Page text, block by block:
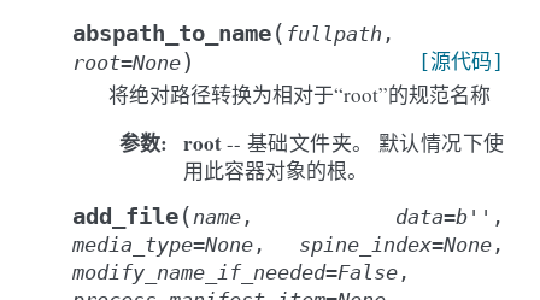
abspath_to_name( fullpath ,
root=None) [源代码]
将绝对路径转换为相对于“root”的规范名称
参数: root-- 基础文件夹。 默认情况下使
用此容器对象的根。
add_file( name , data=b'' ,
media_type=None , spine_index=None ,
modify_name_if_needed=False ,